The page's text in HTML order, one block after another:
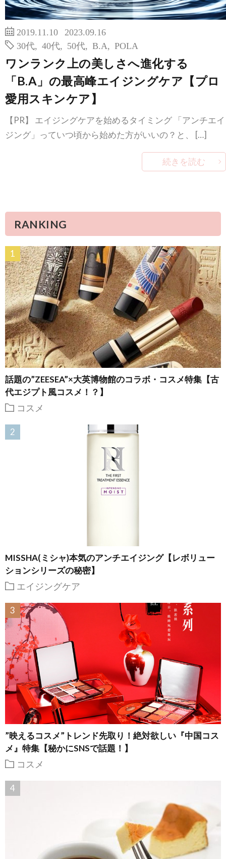
2019.11.10
2023.09.16
30代
40代 50代 B.A POLA
ワンランク上の美しさへ進化する
「B.A」の最高峰エイジングケア【プロ
愛用スキンケア】
【PR】 エイジングケアを始めるタイミング 「アンチエイ
ジング」っていつ頃から始めた方がいいの？と、 […]
続きを読む
RANKING
話題の”ZEESEA”×大英博物館のコラボ・コスメ特集【古
代エジプト風コスメ！？】
コスメ
MISSHA(ミシャ)本気のアンチエイジング【レボリュー
ションシリーズの秘密】
エイジングケア
”映えるコスメ”トレンド先取り！絶対欲しい『中国コス
メ』特集【秘かにSNSで話題！】
コスメ